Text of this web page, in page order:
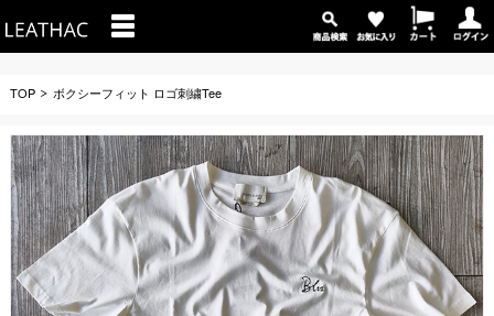
TOP ボクシーフィット ロゴ刺繍Tee